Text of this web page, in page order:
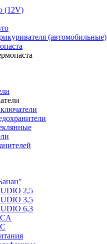
(12V)
(автомобильные)
2,5
3,5
6,3